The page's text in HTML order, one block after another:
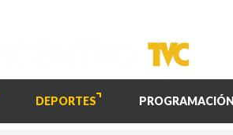
DEPORTES PROGRAMACIÓN